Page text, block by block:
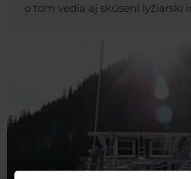
o tom vedia aj skúsení lyžiarski